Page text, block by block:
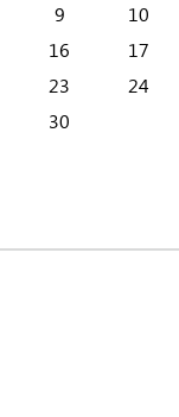
9
10
16
17
23
24
30